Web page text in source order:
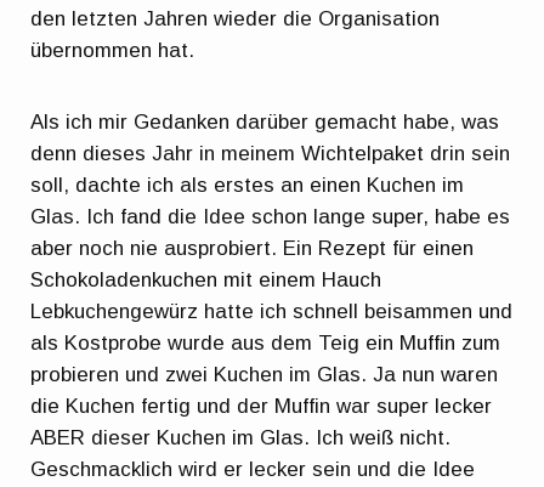
den letzten Jahren wieder die Organisation
übernommen hat.
Als ich mir Gedanken darüber gemacht habe, was
denn dieses Jahr in meinem Wichtelpaket drin sein
soll, dachte ich als erstes an einen Kuchen im
Glas. Ich fand die Idee schon lange super, habe es
aber noch nie ausprobiert. Ein Rezept für einen
Schokoladenkuchen mit einem Hauch
Lebkuchengewürz hatte ich schnell beisammen und
als Kostprobe wurde aus dem Teig ein Muffin zum
probieren und zwei Kuchen im Glas. Ja nun waren
die Kuchen fertig und der Muffin war super lecker
ABER dieser Kuchen im Glas. Ich weiß nicht.
Geschmacklich wird er lecker sein und die Idee